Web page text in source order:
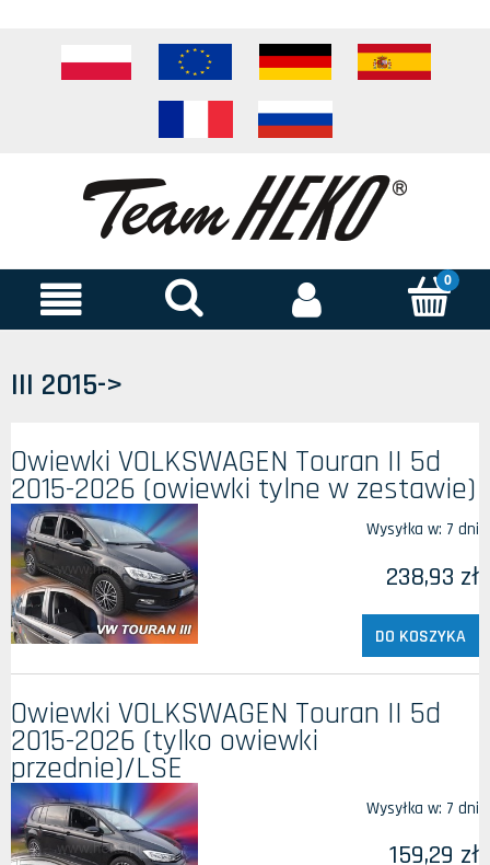
III 2015->
Owiewki VOLKSWAGEN Touran II 5d
2015-2026 (owiewki tylne w zestawie)
Wysyłka w: 7 dni
238,93 zł
DO KOSZYKA
Owiewki VOLKSWAGEN Touran II 5d
2015-2026 (tylko owiewki
przednie)/LSE
Wysyłka w: 7 dni
159,29 zł